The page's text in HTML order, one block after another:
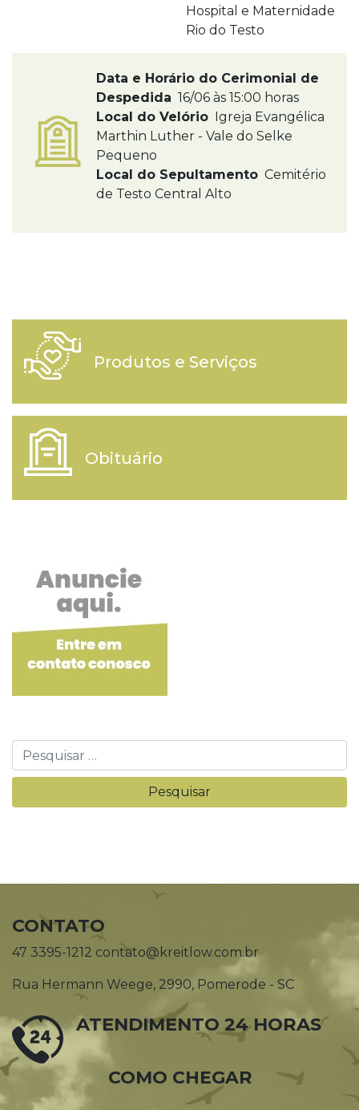
Hospital e Maternidade
Rio do Testo
Data e Horário do Cerimonial de
Despedida 16/06 às 15:00 horas
Local do Velório Igreja Evangélica
Marthin Luther - Vale do Selke
Pequeno
Local do Sepultamento Cemitério
de Testo Central Alto
Produtos e Serviços
Obituário
CONTATO
47 3395-1212 contato@kreitlow.com.br
Rua Hermann Weege, 2990, Pomerode - SC
ATENDIMENTO 24 HORAS
COMO CHEGAR